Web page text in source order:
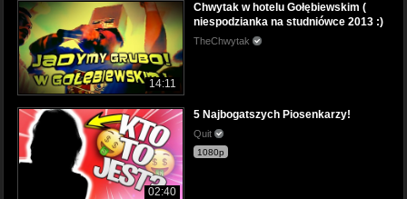
14:11
Chwytak w hotelu Gołębiewskim (
niespodzianka na studniówce 2013 :)
TheChwytak
02:40
5 Najbogatszych Piosenkarzy!
Quit
1080p